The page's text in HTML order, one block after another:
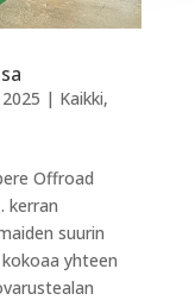
| Kaikki,
Offroad
kerran
suurin
yhteen